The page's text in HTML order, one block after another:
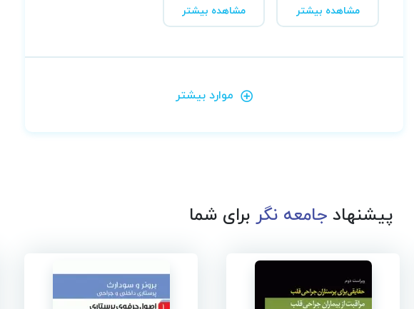
مشاهده بیشتر مشاهده بیشتر
موارد بیشتر
پیشنهادجامعه نگربرای شما